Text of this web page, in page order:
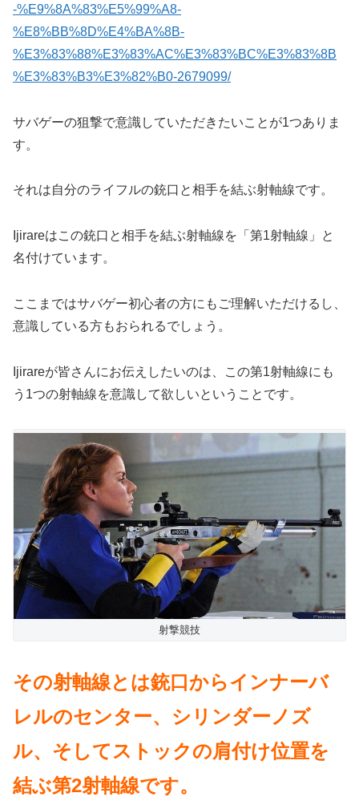
-%E9%8A%83%E5%99%A8-
%E8%BB%8D%E4%BA%8B-
%E3%83%88%E3%83%AC%E3%83%BC%E3%83%8B
%E3%83%B3%E3%82%B0-2679099/
サバゲーの狙撃で意識していただきたいことが1つありま
す。
それは自分のライフルの銃口と相手を結ぶ射軸線です。
Ijirareはこの銃口と相手を結ぶ射軸線を「第1射軸線」と
名付けています。
ここまではサバゲー初心者の方にもご理解いただけるし、
意識している方もおられるでしょう。
Ijirareが皆さんにお伝えしたいのは、この第1射軸線にも
う1つの射軸線を意識して欲しいということです。
射撃競技
その射軸線とは銃口からインナーバ
レルのセンター、シリンダーノズ
ル、そしてストックの肩付け位置を
結ぶ第2射軸線です。